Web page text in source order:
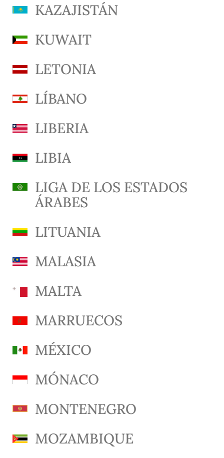
KAZAJISTÁN
KUWAIT
LETONIA
LÍBANO
LIBERIA
LIBIA
LIGA DE LOS ESTADOS
ÁRABES
LITUANIA
MALASIA
MALTA
MARRUECOS
MÉXICO
MÓNACO
MONTENEGRO
MOZAMBIQUE